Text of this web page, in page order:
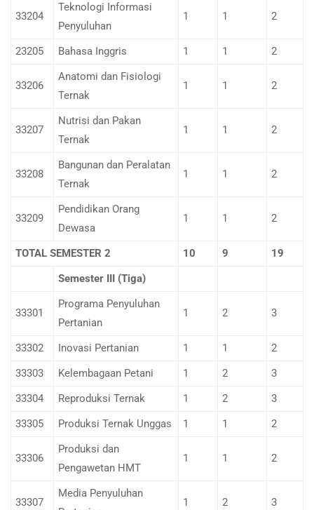
33204
Teknologi Informasi
Penyuluhan
1 1 2
23205 Bahasa Inggris 1 1 2
33206
Anatomi dan Fisiologi
Ternak
1 1 2
33207
Nutrisi dan Pakan
Ternak
1 1 2
33208
Bangunan dan Peralatan
Ternak
1 1 2
33209
Pendidikan Orang
Dewasa
1 1 2
TOTAL SEMESTER 2 10 9
19
Semester III (Tiga)
33301
Programa Penyuluhan
Pertanian
1 2 3
33302 Inovasi Pertanian 1 1
2
33303
Kelembagaan Petani 1 2
3
33304
Reproduksi Ternak 1 2
3
33305
Produksi Ternak Unggas 1 1 2
33306
Produksi dan
Pengawetan HMT
1 1 2
33307
Media Penyuluhan
1 2 3